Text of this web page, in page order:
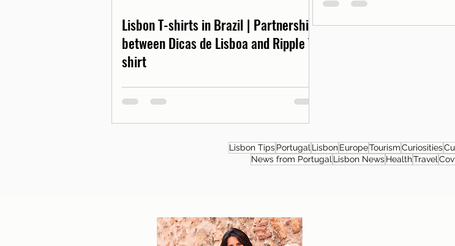
Lisbon T-shirts in Brazil | Partnership
between Dicas de Lisboa and Ripple T-
shirt
Lisbon TipsPortugal LisbonEuropeTourismCuriosities
News from Portugal Lisbon NewsHealthTravel